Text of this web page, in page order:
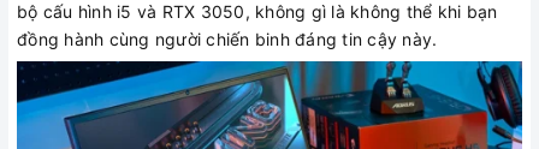
bộ cấu hình i5 và RTX 3050, không gì là không thể khi bạn
đồng hành cùng người chiến binh đáng tin cậy này.